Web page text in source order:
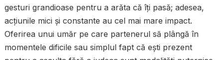
gesturi grandioase pentru a arăta că îți pasă; adesea,
acțiunile mici și constante au cel mai mare impact.
Oferirea unui umăr pe care partenerul să plângă în
momentele dificile sau simplul fapt că ești prezent